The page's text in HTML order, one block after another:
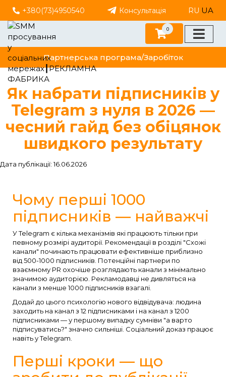
+380(73)4950540 Консультація RU UA
Партнерська програма/Заробіток
0
Як набрати підписників у
Telegram з нуля в 2026 —
чесний гайд без обіцянок
швидкого результату
Дата публікації: 16.06.2026
Чому перші 1000
підписників — найважчі
У Telegram є кілька механізмів які працюють тільки при
певному розмірі аудиторії. Рекомендації в розділі "Схожі
канали" починають працювати ефективніше приблизно
від 500-1000 підписників. Потенційні партнери по
взаємному PR охочіше розглядають канали з мінімально
значимою аудиторією. Рекламодавці не дивляться на
канали з менше 1000 підписників взагалі.
Додай до цього психологію нового відвідувача: людина
заходить на канал з 12 підписниками і на канал з 1200
підписниками — у першому випадку сумніви "а варто
підписуватись?" значно сильніші. Соціальний доказ працює
навіть у Telegram.
Перші кроки — що